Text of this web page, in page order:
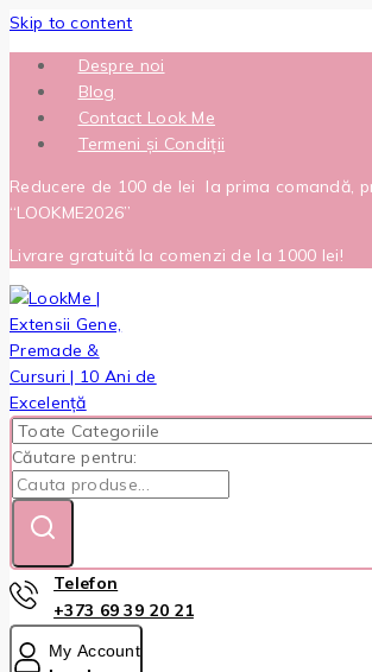
Skip to content
Despre noi
Blog
Contact Look Me
Termeni și Condiții
Reducere de 100 de lei la prima comandă,
“LOOKME2026”
Livrare gratuită la comenzi de la 1000 lei!
Căutare pentru:
Telefon
+373 69 39 20 21
My Account